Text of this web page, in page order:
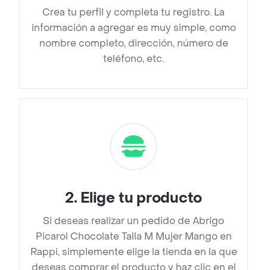
Crea tu perfil y completa tu registro. La
información a agregar es muy simple, como
nombre completo, dirección, número de
teléfono, etc.
2. Elige tu producto
Si deseas realizar un pedido de Abrigo
Picarol Chocolate Talla M Mujer Mango en
Rappi, simplemente elige la tienda en la que
deseas comprar el producto y haz clic en el